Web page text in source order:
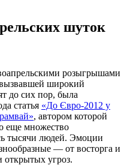
шуток
розыгрышами
широкий
до сих пор, была
статья «До Євро-2012 у
, автором которой
еще множество
тысячи людей. Эмоции
— от восторга и
открытых угроз.